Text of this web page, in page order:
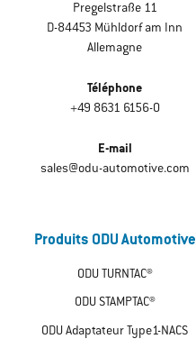
Pregelstraße 11
D-84453 Mühldorf am Inn
Allemagne
Téléphone
+49 8631 6156-0
E-mail
sales@odu-automotive.com
Produits ODU Automotive
ODU TURNTAC®
ODU STAMPTAC®
ODU Adaptateur Type1-NACS